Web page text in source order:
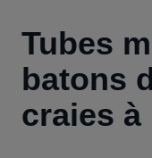
Tubes
batons
craies à